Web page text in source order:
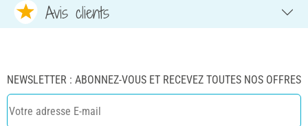
Avis clients
NEWSLETTER : ABONNEZ-VOUS ET RECEVEZ TOUTES NOS OFFRES